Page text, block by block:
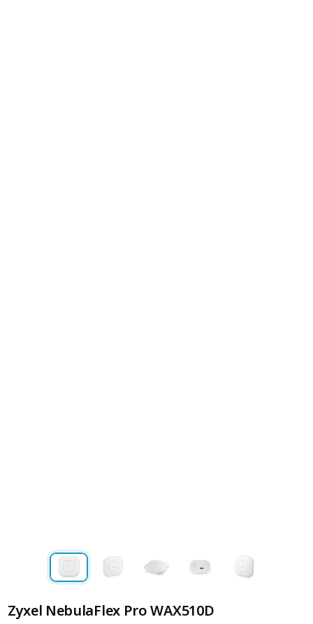
Zyxel NebulaFlex Pro WAX510D